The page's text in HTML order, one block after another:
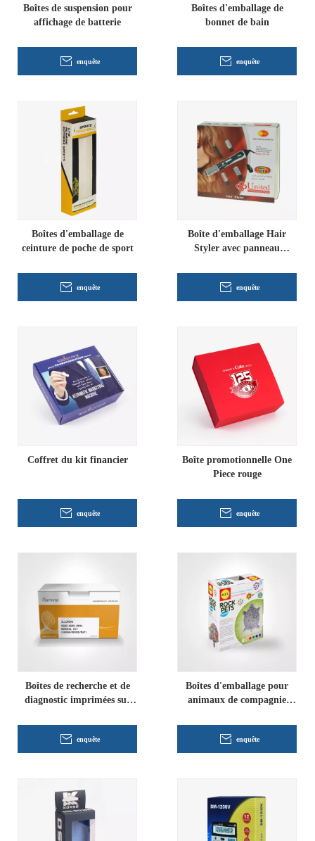
Boîtes de suspension pour
affichage de batterie
enquête
Boîtes d'emballage de
bonnet de bain
enquête
Boîtes d'emballage de
ceinture de poche de sport
enquête
Boîte d'emballage Hair
Styler avec panneau
enquête
Coffret du kit financier
enquête
Boîte promotionnelle One
Piece rouge
enquête
Boîtes de recherche et de
diagnostic imprimées sur
enquête
Boîtes d'emballage pour
animaux de compagnie
enquête